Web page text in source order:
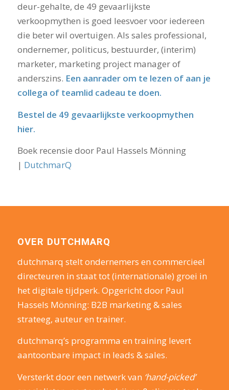
deur-gehalte, de 49 gevaarlijkste
verkoopmythen is goed leesvoer voor iedereen
die beter wil overtuigen. Als sales professional,
ondernemer, politicus, bestuurder, (interim)
marketer, marketing project manager of
anderszins. Een aanrader om te lezen of aan je
collega of teamlid cadeau te doen.
Bestel de 49 gevaarlijkste verkoopmythen
hier.
Boek recensie door Paul Hassels Mönning
| DutchmarQ
OVER DUTCHMARQ
dutchmarq stelt ondernemers en commercieel
directeuren in staat tot (internationale) groei in
het digitale tijdperk. Opgericht door Paul
Hassels Mönning: B2B marketing & sales
strateeg, auteur en trainer.
dutchmarq’s programma en training levert
aantoonbare impact in leads & sales.
Versterkt door een netwerk van ‘hand-picked’